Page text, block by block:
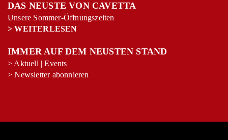
+−
DAS NEUSTE VON CAVETTA
Unsere Sommer-Öffnungszeiten
>WEITERLESEN
IMMER AUF DEM NEUSTEN STAND
> Aktuell |Events
>Newsletter abonnieren